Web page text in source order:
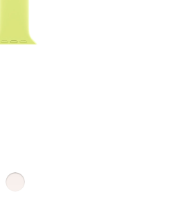
淡